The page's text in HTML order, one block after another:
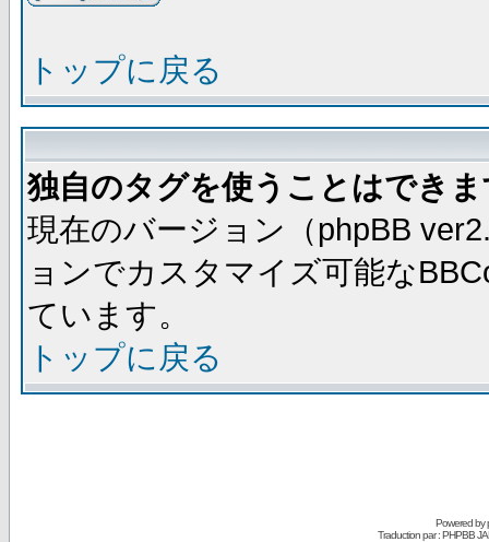
トップに戻る
独自のタグを使うことはでき
現在のバージョン（phpBB
ョンでカスタマイズ可能な
ています。
トップに戻る
Powered by
Traduction par : PHPBB